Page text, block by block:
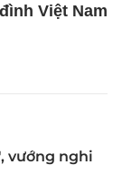
Việt Nam
vướng nghi